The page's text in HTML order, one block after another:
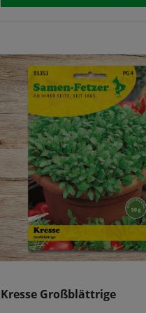
werden im zweikeimblättrigen
Kresse Großblättrige